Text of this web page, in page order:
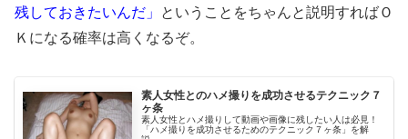
残しておきたいんだ」
ということをちゃんと説明すればＯ
Ｋになる確率は高くなるぞ。
素人女性とのハメ撮りを成功させるテクニック７
ヶ条
素人女性とハメ撮りして動画や画像に残したい人は必見！
「ハメ撮りを成功させるためのテクニック７ヶ条」を解